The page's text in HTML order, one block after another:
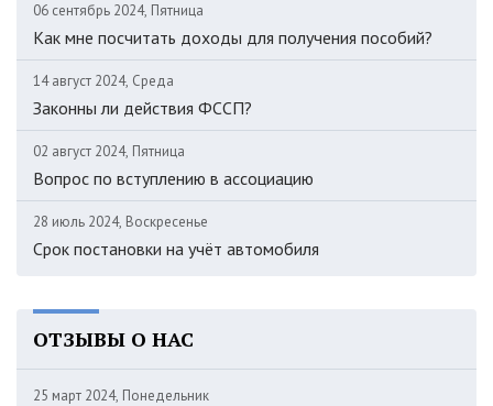
06 сентябрь 2024, Пятница
Как мне посчитать доходы для получения пособий?
14 август 2024, Среда
Законны ли действия ФССП?
02 август 2024, Пятница
Вопрос по вступлению в ассоциацию
28 июль 2024, Воскресенье
Срок постановки на учёт автомобиля
ОТЗЫВЫ О НАС
25 март 2024, Понедельник